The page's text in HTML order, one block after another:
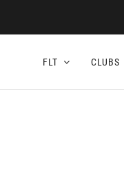
FLT CLUBS